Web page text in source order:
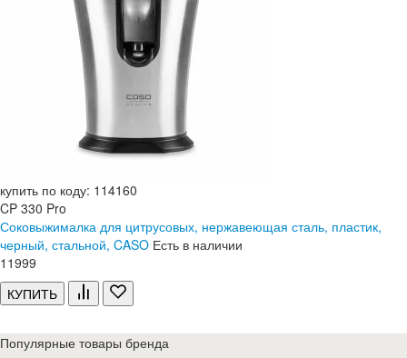
купить по коду: 114160
CP 330 Pro
Соковыжималка для цитрусовых, нержавеющая сталь, пластик,
черный, стальной, CASO Есть в наличии
11999
КУПИТЬ
Популярные товары бренда